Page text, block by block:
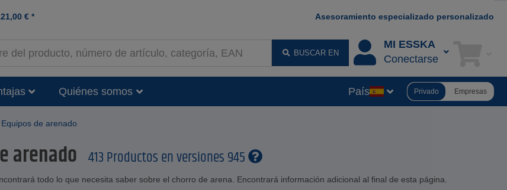
€ * Asesoramiento especializado personalizado
BUSCAR EN
MI ESSKA
Conectarse
Quiénes somos País Privado Empresas
Equipos de arenado
arenado 413 Productos en versiones 945
todo lo que necesita saber sobre el chorro de arena. Encontrará información adicional al final de esta página.